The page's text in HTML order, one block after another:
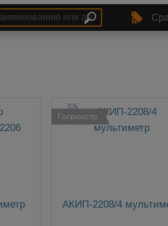
Госреестр
АКИП-2208/4